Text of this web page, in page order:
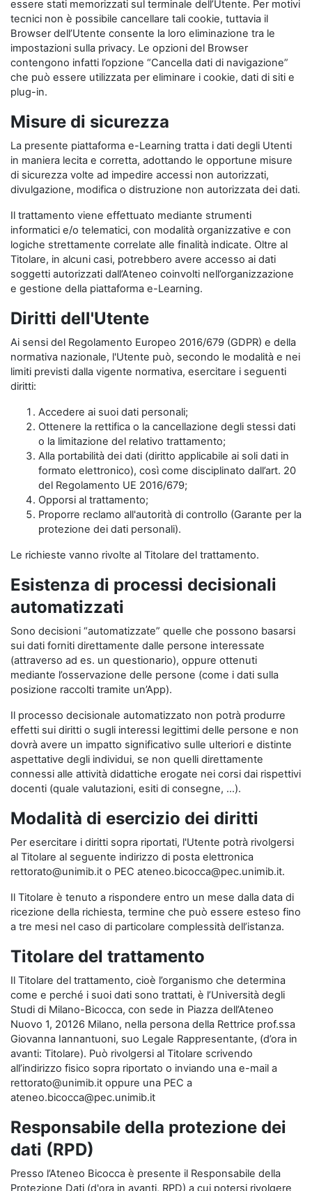
essere stati memorizzati sul terminale dell’Utente. Per motivi
tecnici non è possibile cancellare tali cookie, tuttavia il
Browser dell’Utente consente la loro eliminazione tra le
impostazioni sulla privacy. Le opzioni del Browser
contengono infatti l’opzione “Cancella dati di navigazione”
che può essere utilizzata per eliminare i cookie, dati di siti e
plug-in.
Misure di sicurezza
La presente piattaforma e-Learning tratta i dati degli Utenti
in maniera lecita e corretta, adottando le opportune misure
di sicurezza volte ad impedire accessi non autorizzati,
divulgazione, modifica o distruzione non autorizzata dei dati.
Il trattamento viene effettuato mediante strumenti
informatici e/o telematici, con modalità organizzative e con
logiche strettamente correlate alle finalità indicate. Oltre al
Titolare, in alcuni casi, potrebbero avere accesso ai dati
soggetti autorizzati dall’Ateneo coinvolti nell’organizzazione
e gestione della piattaforma e-Learning.
Diritti dell'Utente
Ai sensi del Regolamento Europeo 2016/679 (GDPR) e della
normativa nazionale, l'Utente può, secondo le modalità e nei
limiti previsti dalla vigente normativa, esercitare i seguenti
diritti:
Accedere ai suoi dati personali;
Ottenere la rettifica o la cancellazione degli stessi dati
o la limitazione del relativo trattamento;
Alla portabilità dei dati (diritto applicabile ai soli dati in
formato elettronico), così come disciplinato dall’art. 20
del Regolamento UE 2016/679;
Opporsi al trattamento;
Proporre reclamo all'autorità di controllo (Garante per la
protezione dei dati personali).
Le richieste vanno rivolte al Titolare del trattamento.
Esistenza di processi decisionali
automatizzati
Sono decisioni “automatizzate” quelle che possono basarsi
sui dati forniti direttamente dalle persone interessate
(attraverso ad es. un questionario), oppure ottenuti
mediante l’osservazione delle persone (come i dati sulla
posizione raccolti tramite un’App).
Il processo decisionale automatizzato non potrà produrre
effetti sui diritti o sugli interessi legittimi delle persone e non
dovrà avere un impatto significativo sulle ulteriori e distinte
aspettative degli individui, se non quelli direttamente
connessi alle attività didattiche erogate nei corsi dai rispettivi
docenti (quale valutazioni, esiti di consegne, …).
Modalità di esercizio dei diritti
Per esercitare i diritti sopra riportati, l'Utente potrà rivolgersi
al Titolare al seguente indirizzo di posta elettronica
rettorato@unimib.it o PEC ateneo.bicocca@pec.unimib.it.
Il Titolare è tenuto a rispondere entro un mese dalla data di
ricezione della richiesta, termine che può essere esteso fino
a tre mesi nel caso di particolare complessità dell’istanza.
Titolare del trattamento
Il Titolare del trattamento, cioè l’organismo che determina
come e perché i suoi dati sono trattati, è l’Università degli
Studi di Milano-Bicocca, con sede in Piazza dell’Ateneo
Nuovo 1, 20126 Milano, nella persona della Rettrice prof.ssa
Giovanna Iannantuoni, suo Legale Rappresentante, (d’ora in
avanti: Titolare). Può rivolgersi al Titolare scrivendo
all’indirizzo fisico sopra riportato o inviando una e-mail a
rettorato@unimib.it oppure una PEC a
ateneo.bicocca@pec.unimib.it
Responsabile della protezione dei
dati (RPD)
Presso l’Ateneo Bicocca è presente il Responsabile della
Protezione Dati (d'ora in avanti, RPD) a cui potersi rivolgere